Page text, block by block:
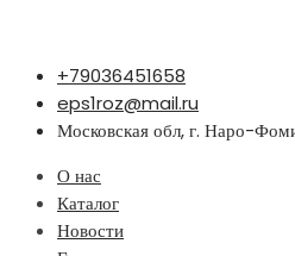
Перейти
содержимому
+79036451658
eps1roz@mail.ru
Московская обл, г. Наро-
О нас
Каталог
Новости